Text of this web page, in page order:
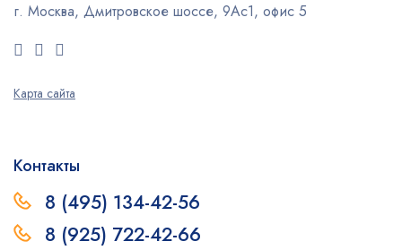
г. Москва, Дмитровское шоссе, 9Ас1, офис 5
Карта сайта
Контакты
8 (495) 134-42-56
8 (925) 722-42-66